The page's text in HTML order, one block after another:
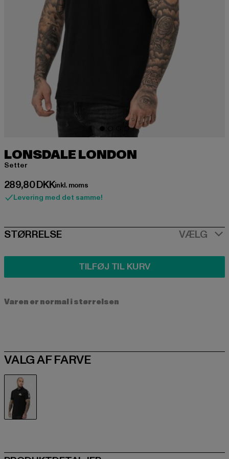
LONSDALE LONDON
Setter
289,80 DKK
Nuværende pris: 289,80 DKK
inkl. moms
Levering med det samme!
SIZE
STØRRELSE VÆLG
TILFØJ TIL KURV
Varen er normal i størrelsen
VALG AF FARVE